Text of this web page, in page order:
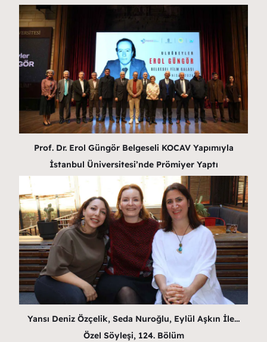
Prof. Dr. Erol Güngör Belgeseli KOCAV Yapımıyla
İstanbul Üniversitesi’nde Prömiyer Yaptı
Yansı Deniz Özçelik, Seda Nuroğlu, Eylül Aşkın İle…
Özel Söyleşi, 124. Bölüm